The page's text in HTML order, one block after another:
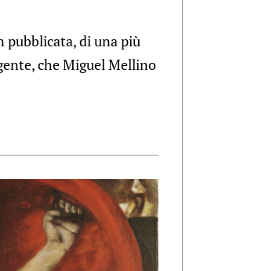
pubblicata, di una più
che Miguel Mellino